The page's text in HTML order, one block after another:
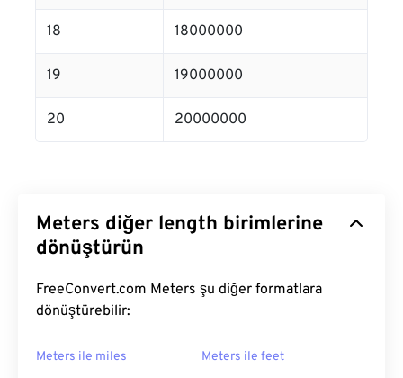
18 18000000
19 19000000
20 20000000
Meters diğer length birimlerine
dönüştürün
FreeConvert.com Meters şu diğer formatlara
dönüştürebilir:
Meters ile miles Meters ile feet